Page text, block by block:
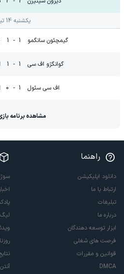
یکشنبه 14 تیر
گیمچئون سانگمو 1
-
1
گوانگژو اف سی 1
-
1
اف سی سئول 1
-
0
مشاهده برنامه
راهنما
دانلود اپلیکیشن
ارتباط با ما
تبلیغات
درباره ما
ابزار توسعه دهندگان
فرصت های شغلی
قوانین و مقررات
DMCA
آنتن